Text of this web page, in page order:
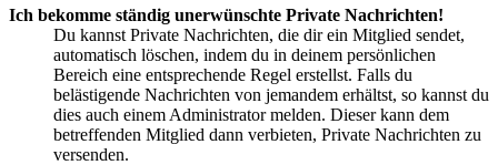
Ich bekomme ständig unerwünschte Private Nachrichten!
Du kannst Private Nachrichten, die dir ein Mitglied sendet,
automatisch löschen, indem du in deinem persönlichen
Bereich eine entsprechende Regel erstellst. Falls du
belästigende Nachrichten von jemandem erhältst, so kannst du
dies auch einem Administrator melden. Dieser kann dem
betreffenden Mitglied dann verbieten, Private Nachrichten zu
versenden.